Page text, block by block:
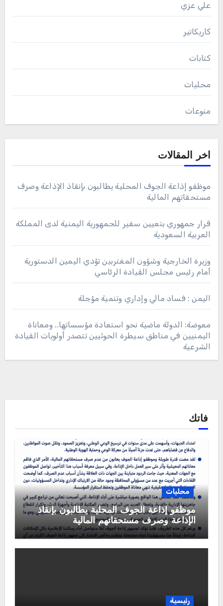
علي عزي
كاريكاتير
كتابات
محليات
منوعات
اخر المقالات
موظفو إذاعة الجوف المحلية يطالبون بإنقاذ الإذاعة وصرف
مستحقاتهم المالية
قرار جمهوري بتعيين سفير للجمهورية اليمنية لدى المملكة
العربية السعودية
وزيرة الخارجية وشؤون المغتربين تؤدي اليمين الدستورية
أمام رئيس مجلس القيادة الرئاسي
اليمن : فساد مالي وإداري وتنمية مؤجلة
معوضة: الدولة ماضية نحو استعادة مؤسساتها.. ومعاناة
اليمنيين في مناطق سيطرة الحوثيين تتصدر أولويات القيادة
الشرعية
فاتك
محليات
موظفو إذاعة الجوف المحلية يطالبون بإنقاذ
الإذاعة وصرف مستحقاتهم المالية
رئيسية